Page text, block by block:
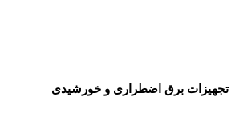
تجهیزات برق اضطراری و خورشیدی